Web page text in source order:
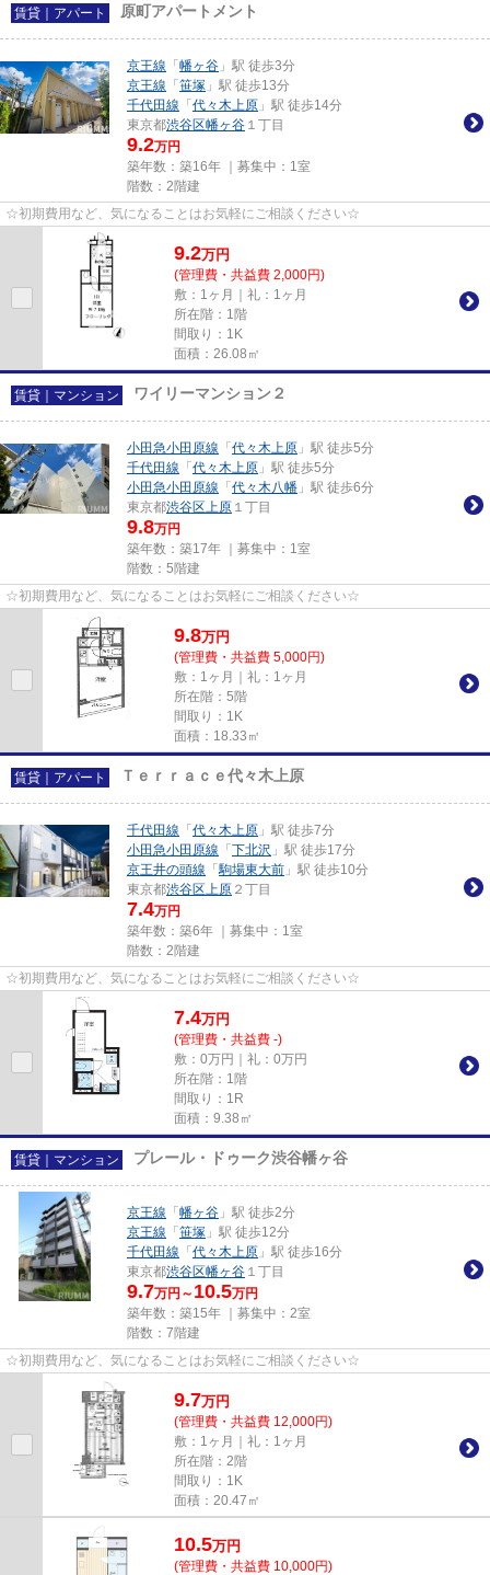
賃貸｜アパート 原町アパートメント
京王線 「幡ヶ谷 」駅 徒歩3分
京王線 「笹塚 」駅 徒歩13分
千代田線 「代々木上原 」駅 徒歩14分
東京都渋谷区幡ヶ谷 １丁目
9.2万円
築年数：築16年 ｜募集中： 1室
階数：2階建
☆初期費用など、気になることはお気軽にご相談ください☆
9.2万円
(管理費・共益費 2,000円)
敷：1ヶ月｜礼：1ヶ月
所在階：1階
間取り：1K
面積：26.08㎡
賃貸｜マンション ワイリーマンション２
小田急小田原線 「代々木上原 」駅 徒歩5分
千代田線 「代々木上原 」駅 徒歩5分
小田急小田原線 「代々木八幡 」駅 徒歩6分
東京都渋谷区 上原 １丁目
9.8万円
築年数：築17年 ｜募集中： 1室
階数：5階建
☆初期費用など、気になることはお気軽にご相談ください☆
9.8万円
(管理費・共益費 5,000円)
敷：1ヶ月｜礼：1ヶ月
所在階：5階
間取り：1K
面積：18.33㎡
賃貸｜アパート Ｔｅｒｒａｃｅ代々木上原
千代田線 「代々木上原 」駅 徒歩7分
小田急小田原線 「下北沢 」駅 徒歩17分
京王井の頭線 「駒場東大前 」駅 徒歩10分
東京都渋谷区 上原 ２丁目
7.4万円
築年数：築6年 ｜募集中： 1室
階数：2階建
☆初期費用など、気になることはお気軽にご相談ください☆
7.4万円
(管理費・共益費 -)
敷：0万円｜礼：0万円
所在階：1階
間取り：1R
面積：9.38㎡
賃貸｜マンション プレール・ドゥーク渋谷幡ヶ谷
京王線 「幡ヶ谷 」駅 徒歩2分
京王線 「笹塚 」駅 徒歩12分
千代田線 「代々木上原 」駅 徒歩16分
東京都渋谷区幡ヶ谷 １丁目
9.7万円～ 10.5万円
築年数：築15年 ｜募集中： 2室
階数：7階建
☆初期費用など、気になることはお気軽にご相談ください☆
9.7万円
(管理費・共益費 12,000円)
敷：1ヶ月｜礼：1ヶ月
所在階：2階
間取り：1K
面積：20.47㎡
10.5万円
(管理費・共益費 10,000円)